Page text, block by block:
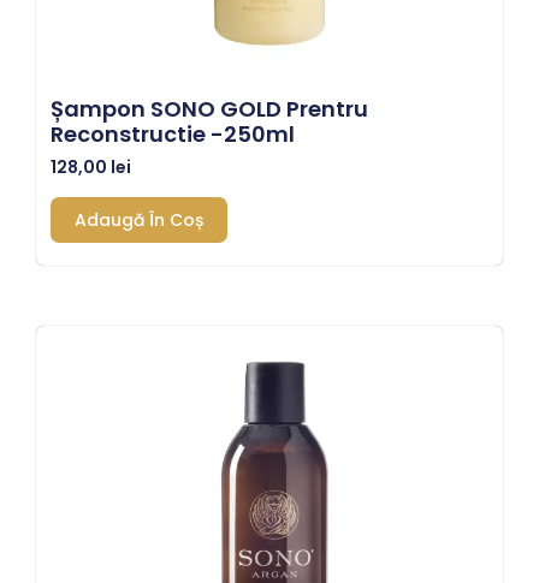
Șampon SONO GOLD Prentru
Reconstructie -250ml
128,00 lei
Adaugă În Coș